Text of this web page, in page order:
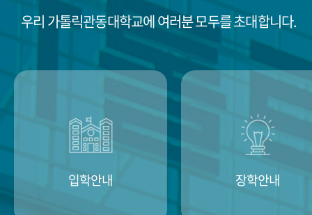
우리 가톨릭관동대학교에 여러분 모두를 초대합니다.
입학안내 장학안내